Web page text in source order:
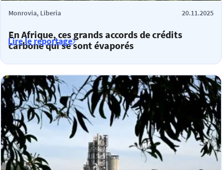
Monrovia, Liberia 20.11.2025
En Afrique, ces grands accords de crédits
carbone qui se sont évaporés
Lire le reportage